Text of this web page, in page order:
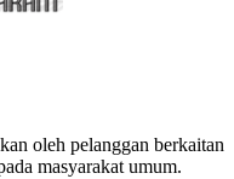
oleh pelanggan berkaitan
masyarakat umum.